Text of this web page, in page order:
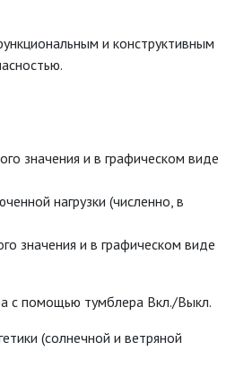
и конструктивным
значения и в графическом виде
нагрузки (численно, в
значения и в графическом виде
с помощью тумблера Вкл./Выкл.
(солнечной и ветряной